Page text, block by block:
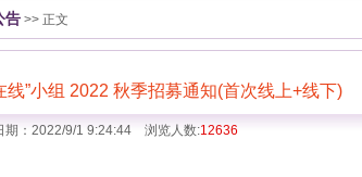
告 >> 正文
线”小组 2022 秋季招募通知(首次线上+线下)
期：2022/9/1 9:24:44 浏览人数:12636